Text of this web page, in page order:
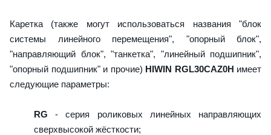
Каретка (также могут использоваться названия "блок
системы линейного перемещения", "опорный блок",
"направляющий блок", "танкетка", "линейный подшипник",
"опорный подшипник" и прочие) HIWIN RGL30CAZ0H имеет
следующие параметры:
RG - серия роликовых линейных направляющих
сверхвысокой жёсткости;